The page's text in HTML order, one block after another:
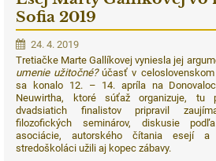
Sofia 2019
24. 4. 2019
Tretiačke Marte Gallíkovej vyniesla jej
umenie užitočné?účasť v celoslovenskom
sa konalo 12. – 14. apríla na
Neuwirtha, ktoré súťaž organizuje, tu
dvadsiatich finalistov pripravil
filozofických seminárov, diskusie
asociácie, autorského čítania esejí
stredoškoláci užili aj kopec zábavy.